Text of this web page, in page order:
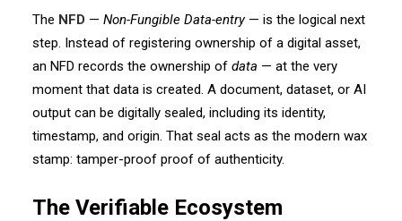
The NFD — Non-Fungible Data-entry— is the logical next
step. Instead of registering ownership of a digital asset,
an NFD records the ownership of data — at the very
moment that data is created. A document, dataset, or AI
output can be digitally sealed, including its identity,
timestamp, and origin. That seal acts as the modern wax
stamp: tamper-proof proof of authenticity.
The Verifiable Ecosystem